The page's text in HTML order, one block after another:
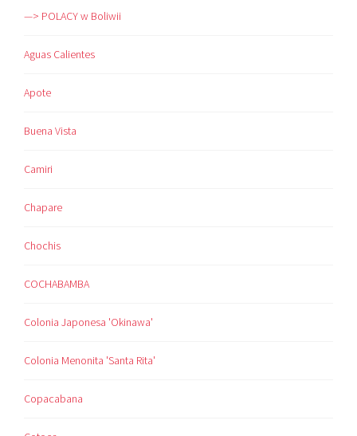
—> POLACY w Boliwii
Aguas Calientes
Apote
Buena Vista
Camiri
Chapare
Chochis
COCHABAMBA
Colonia Japonesa 'Okinawa'
Colonia Menonita 'Santa Rita'
Copacabana